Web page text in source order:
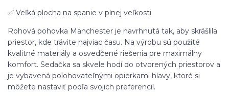
✅ Veľká plocha na spanie v plnej veľkosti
Rohová pohovka Manchester je navrhnutá tak, aby skrášlila
priestor, kde trávite najviac času. Na výrobu sú použité
kvalitné materiály a osvedčené riešenia pre maximálny
komfort. Sedačka sa skvele hodí do otvorených priestorov a
je vybavená polohovateľnými opierkami hlavy, ktoré si
môžete nastaviť podľa svojich preferencií.